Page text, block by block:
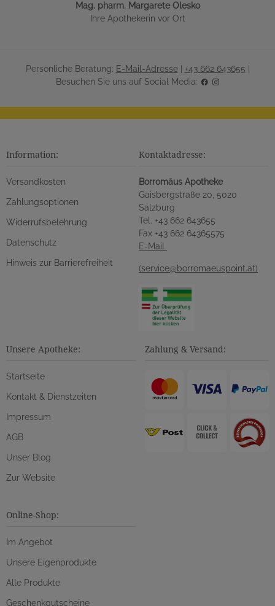
Mag. pharm. Margarete Olesko
Ihre Apothekerin vor Ort
Persönliche Beratung: E-Mail-Adresse| +43 662 643655
Besuchen Sie uns auf Social Media:
Information:
Versandkosten
Zahlungsoptionen
Widerrufsbelehrung
Datenschutz
Hinweis zur Barrierefreiheit
Kontaktadresse:
Borromäus Apotheke
Gaisbergstraße 20, 5020
Salzburg
Tel. +43 662 643655
Fax +43 662 64365575
E-Mail
(service@borromaeuspoint.at)
Unsere Apotheke:
Startseite
Kontakt & Dienstzeiten
Impressum
AGB
Unser Blog
Zur Website
Zahlung & Versand:
Online-Shop:
Im Angebot
Unsere Eigenprodukte
Alle Produkte
Geschenkgutscheine